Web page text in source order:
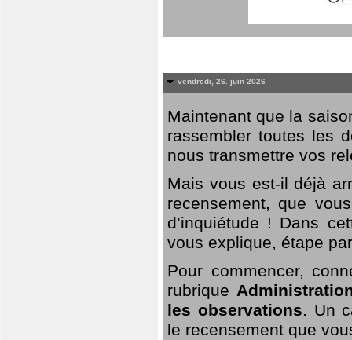
vendredi, 26. juin 2026
Maintenant que la
rassembler toutes les
nous transmettre vos
Mais vous est-il déjà
recensement, que
d’inquiétude ! Dans
vous explique, étape
Pour commencer,
rubrique
les observations. Un
le recensement que